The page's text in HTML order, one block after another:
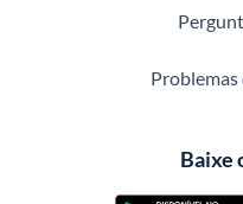
Problemas
Baixe